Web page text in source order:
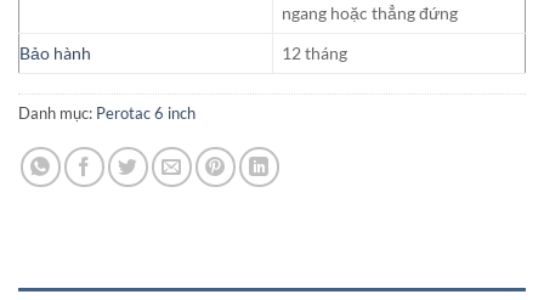
ngang hoặc thẳng đứng
Bảo hành
12 tháng
Danh mục: Perotac 6 inch